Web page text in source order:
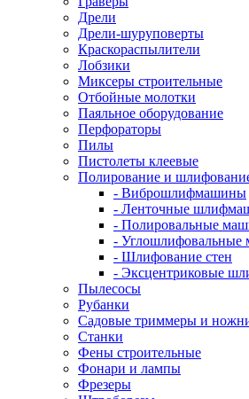
Дрели
Дрели-шуруповерты
Краскораспылители
Лобзики
Миксеры строительные
Отбойные молотки
Паяльное оборудование
Перфораторы
Пилы
Пистолеты клеевые
Полирование и
- Виброшлифмашины
- Ленточные
- Полировальные
-
- Шлифование стен
- Эксцентриковые
Пылесосы
Рубанки
Садовые триммеры и
Станки
Фены строительные
Фонари и лампы
Фрезеры